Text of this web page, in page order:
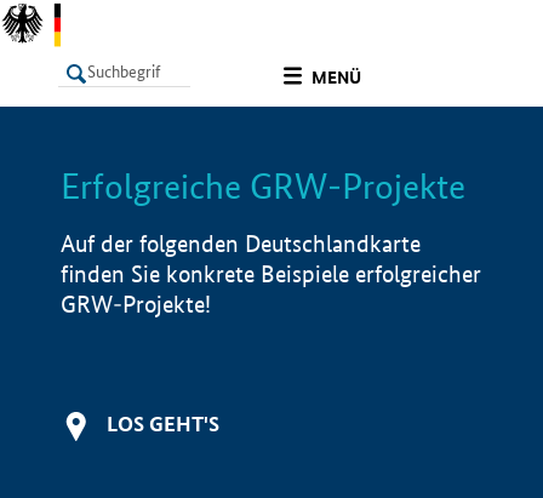
MENÜ
LISTE Info
Erfolgreiche GRW-Projekte
Auf der folgenden Deutschlandkarte
finden Sie konkrete Beispiele erfolgreicher
GRW-Projekte!
LOS GEHT'S